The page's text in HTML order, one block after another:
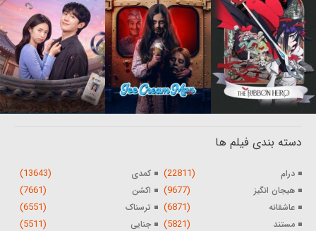
دسته بندی فیلم ها
درام (22811) کمدی (13643)
هیجان انگیز (9677) اکشن (7661)
عاشقانه (6871) ترسناک (6551)
مستند (5821) جنایی (5511)